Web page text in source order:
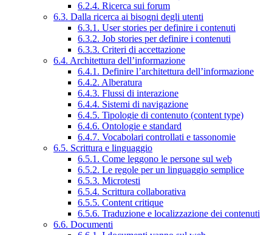
6.2.4. Ricerca sui forum
6.3. Dalla ricerca ai bisogni degli utenti
6.3.1. User stories per definire i contenuti
6.3.2. Job stories per definire i contenuti
6.3.3. Criteri di accettazione
6.4. Architettura dell’informazione
6.4.1. Definire l’architettura dell’informazione
6.4.2. Alberatura
6.4.3. Flussi di interazione
6.4.4. Sistemi di navigazione
6.4.5. Tipologie di contenuto (content type)
6.4.6. Ontologie e standard
6.4.7. Vocabolari controllati e tassonomie
6.5. Scrittura e linguaggio
6.5.1. Come leggono le persone sul web
6.5.2. Le regole per un linguaggio semplice
6.5.3. Microtesti
6.5.4. Scrittura collaborativa
6.5.5. Content critique
6.5.6. Traduzione e localizzazione dei contenuti
6.6. Documenti